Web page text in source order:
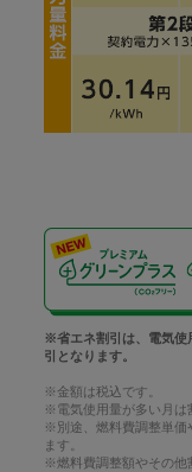
※省エネ割引は、電気使
引となります。
※金額は税込です。
※電気使用量が多い月は
※別途、燃料費調整単価
ます。
※燃料費調整額やその他